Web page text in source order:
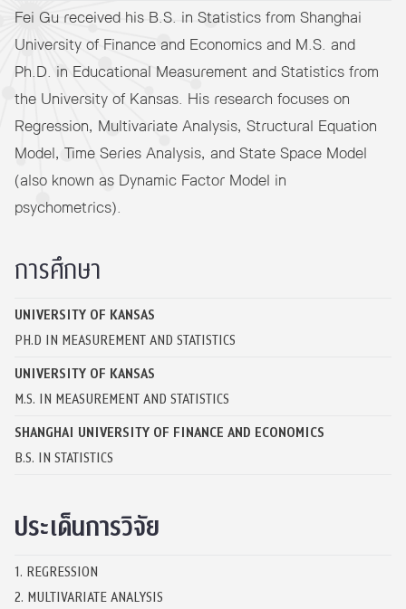
Fei Gu received his B.S. in Statistics from Shanghai
University of Finance and Economics and M.S. and
Ph.D. in Educational Measurement and Statistics from
the University of Kansas. His research focuses on
Regression, Multivariate Analysis, Structural Equation
Model, Time Series Analysis, and State Space Model
(also known as Dynamic Factor Model in
psychometrics).
การศึกษา
UNIVERSITY OF KANSAS
PH.D IN MEASUREMENT AND STATISTICS
UNIVERSITY OF KANSAS
M.S. IN MEASUREMENT AND STATISTICS
SHANGHAI UNIVERSITY OF FINANCE AND ECONOMICS
B.S. IN STATISTICS
ประเด็นการวิจัย
1. REGRESSION
2. MULTIVARIATE ANALYSIS